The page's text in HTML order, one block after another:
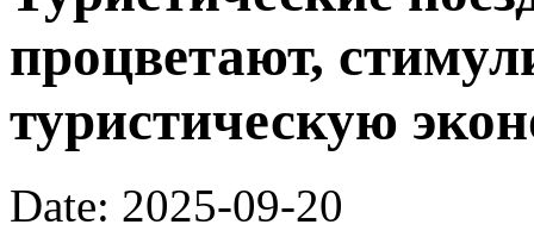
процветают,
туристическую
Date: 2025-09-20